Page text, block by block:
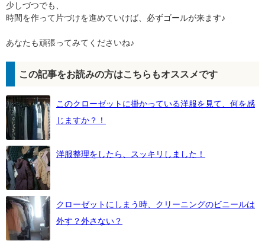
少しづつでも、
時間を作って片づけを進めていけば、必ずゴールが来ます♪
あなたも頑張ってみてくださいね♪
この記事をお読みの方はこちらもオススメです
このクローゼットに掛かっている洋服を見て、何を感
じますか？！
洋服整理をしたら、スッキリしました！
クローゼットにしまう時、クリーニングのビニールは
外す？外さない？